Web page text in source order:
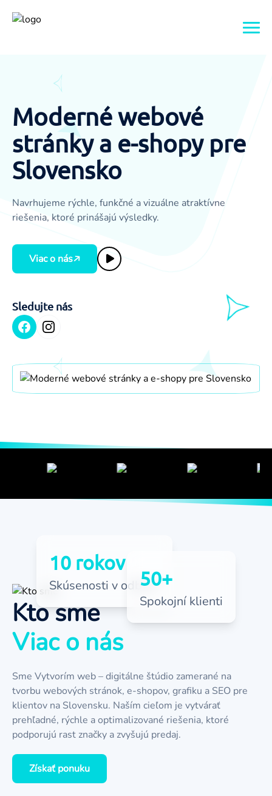
O nás
Služby
Webové stránky
E-shopy
Grafika
Galerie
Reference
FAQ
Moderné webové
stránky a e-shopy pre
Slovensko
Navrhujeme rýchle, funkčné a vizuálne atraktívne
riešenia, ktoré prinášajú výsledky.
Viac o nás
Sledujte nás
10 rokov
Skúsenosti v odbore
50+
Spokojní klienti
Kto sme
Viac o nás
Sme Vytvorím web – digitálne štúdio zamerané na
tvorbu webových stránok, e-shopov, grafiku a SEO pre
klientov na Slovensku. Naším cieľom je vytvárať
prehľadné, rýchle a optimalizované riešenia, ktoré
podporujú rast značky a zvyšujú predaj.
Získať ponuku